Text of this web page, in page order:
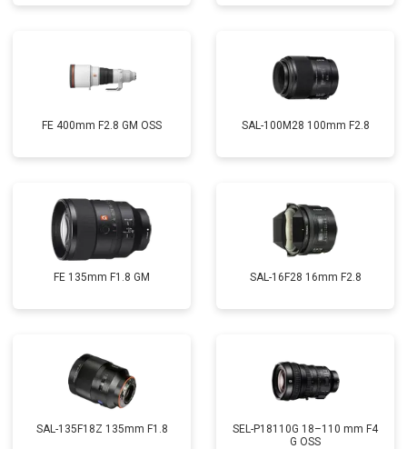
FE 400mm F2.8 GM OSS SAL-100M28 100mm F2.8
FE 135mm F1.8 GM SAL-16F28 16mm F2.8
SAL-135F18Z 135mm F1.8
SEL-P18110G 18–110 mm F4
G OSS